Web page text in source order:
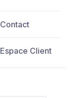
Contact
Espace Client